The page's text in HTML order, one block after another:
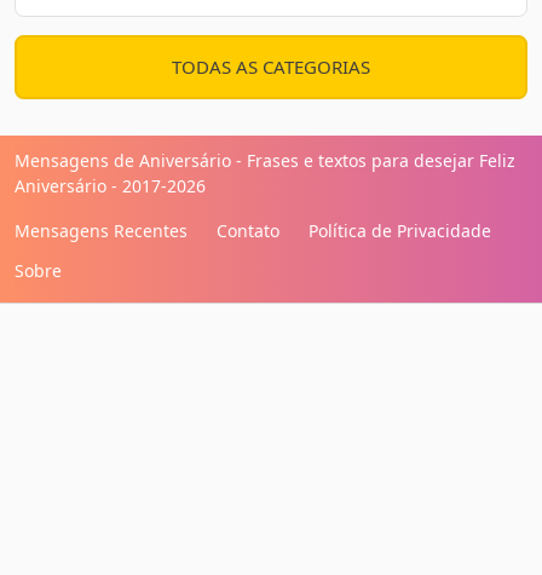
TODAS AS CATEGORIAS
Mensagens de Aniversário - Frases e textos para desejar Feliz
Aniversário - 2017-2026
Mensagens Recentes
Contato
Política de Privacidade
Sobre